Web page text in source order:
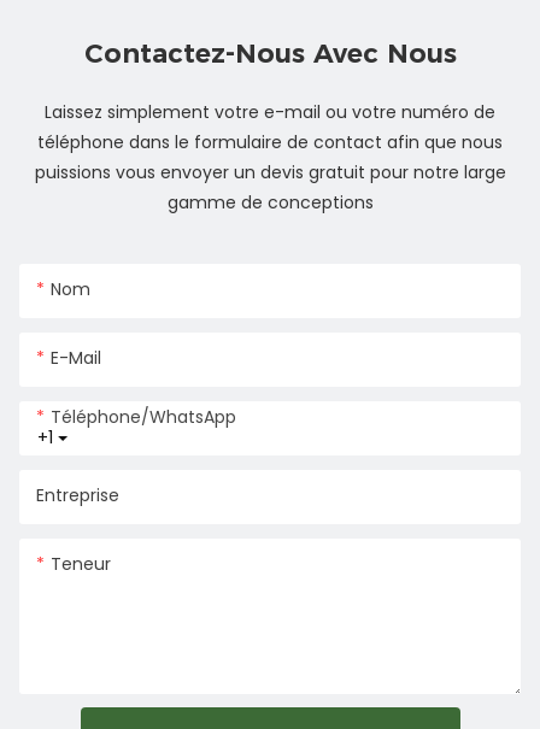
Contactez-Nous Avec Nous
Laissez simplement votre e-mail ou votre numéro de
téléphone dans le formulaire de contact afin que nous
puissions vous envoyer un devis gratuit pour notre large
gamme de conceptions
Nom
E-Mail
+1
Téléphone/WhatsApp
Entreprise
Teneur